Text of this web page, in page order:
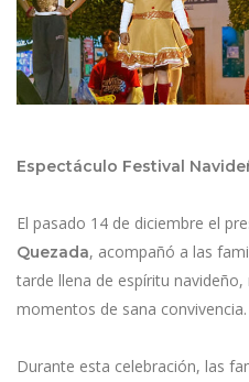
Espectáculo Festival
El pasado 14 de diciembre el
Quezada, acompañó a las
tarde llena de espíritu
momentos de sana convivencia.
Durante esta celebración, las